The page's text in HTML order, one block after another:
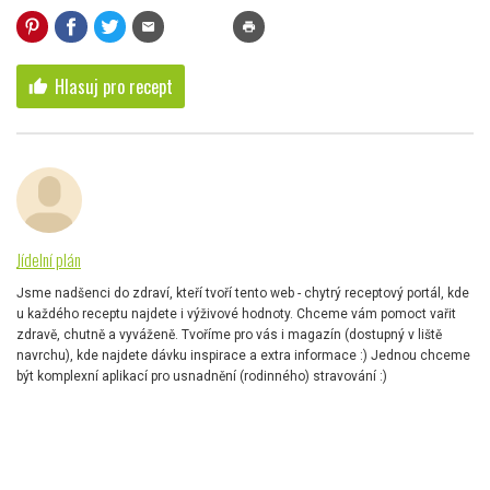
mail print
thumb_up Hlasuj pro recept
Jídelní plán
Jsme nadšenci do zdraví, kteří tvoří tento web - chytrý receptový portál, kde
u každého receptu najdete i výživové hodnoty. Chceme vám pomoct vařit
zdravě, chutně a vyváženě. Tvoříme pro vás i magazín (dostupný v liště
navrchu), kde najdete dávku inspirace a extra informace :) Jednou chceme
být komplexní aplikací pro usnadnění (rodinného) stravování :)